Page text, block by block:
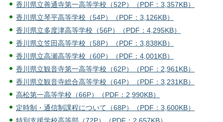
香川県立善通寺第一高等学校（52P）（PDF：3,357KB）
香川県立琴平高等学校（54P）（PDF：3,126KB）
香川県立多度津高等学校（56P）（PDF：4,295KB）
香川県立笠田高等学校（58P）（PDF：3,838KB）
香川県立高瀬高等学校（60P）（PDF：4,001KB）
香川県立観音寺第一高等学校（62P）（PDF：2,961KB）
香川県立観音寺総合高等学校（64P）（PDF：3,231KB）
高松第一高等学校（66P）（PDF：2,990KB）
定時制・通信制課程について（68P）（PDF：3,600KB）